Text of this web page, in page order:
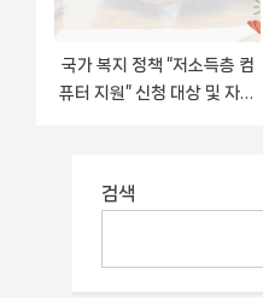
국가 복지 정책 “저소득층 컴
퓨터 지원” 신청 대상 및 자격
검색